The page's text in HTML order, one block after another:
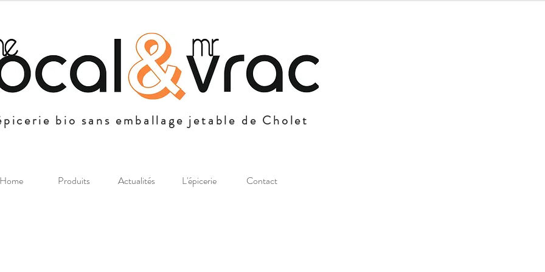
bio sans emballage jetable de Cholet
Produits Actualités L'épicerie Contact